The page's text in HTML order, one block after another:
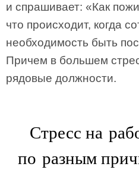
и спрашивает: «Как
что происходит, когда
необходимость быть
Причем в большем
рядовые должности.
Стресс на
по разным